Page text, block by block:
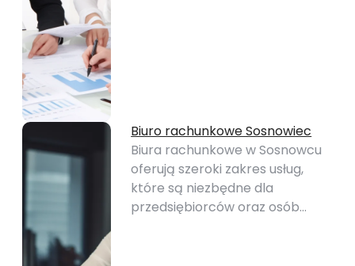
Biuro rachunkowe Sosnowiec
Biura rachunkowe w Sosnowcu
oferują szeroki zakres usług,
które są niezbędne dla
przedsiębiorców oraz osób…